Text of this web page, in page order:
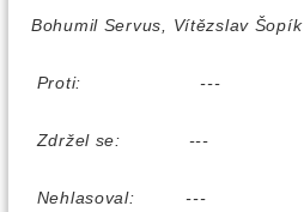
Bohumil Servus, Vítězslav Šopík
Proti: ---
Zdržel se: ---
Nehlasoval: ---